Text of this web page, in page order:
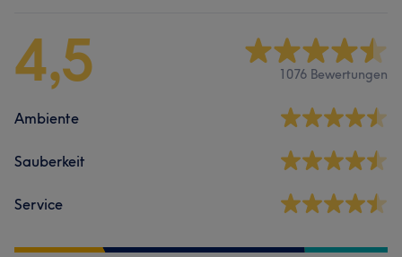
4,5 1076 Bewertungen
Ambiente
Sauberkeit
Service